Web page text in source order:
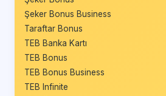
Şeker Bonus Business
Taraftar Bonus
TEB Banka Kartı
TEB Bonus
TEB Bonus Business
TEB Infinite